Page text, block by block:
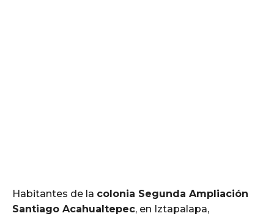
Habitantes de la colonia Segunda Ampliación
Santiago Acahualtepec, en Iztapalapa,